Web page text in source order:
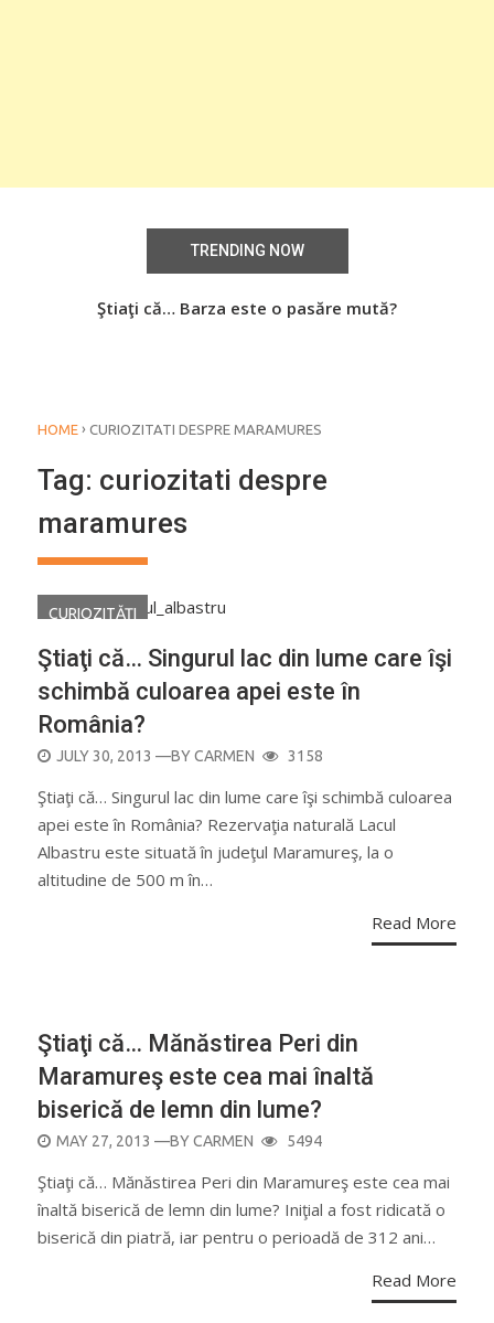
TRENDING NOW
Ştiaţi că… Barza este o pasăre mută?
HOME › CURIOZITATI DESPRE MARAMURES
Tag: curiozitati despre
maramures
CURIOZITĂŢI
Ştiaţi că… Singurul lac din lume care îşi
schimbă culoarea apei este în
România?
POSTED
JULY 30, 2013 —BYCARMEN 3158
Ştiaţi că… Singurul lac din lume care îşi schimbă culoarea
apei este în România? Rezervaţia naturală Lacul
Albastru este situată în judeţul Maramureş, la o
altitudine de 500 m în…
Read More
Ştiaţi că… Mănăstirea Peri din
Maramureş este cea mai înaltă
biserică de lemn din lume?
POSTED
MAY 27, 2013 —BYCARMEN 5494
Ştiaţi că… Mănăstirea Peri din Maramureş este cea mai
înaltă biserică de lemn din lume? Iniţial a fost ridicată o
biserică din piatră, iar pentru o perioadă de 312 ani…
Read More